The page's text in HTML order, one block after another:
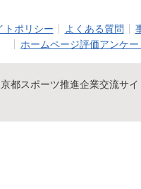
トポリシー よくある質問
ホームページ評価アンケー
都スポーツ推進企業交流サ